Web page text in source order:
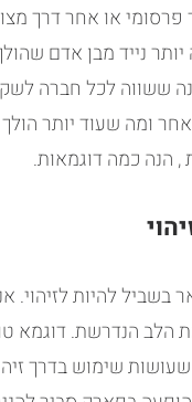
או אחר דרך
נייד מבן אדם
ששווה לכל חברה
אחר ומה שעוד יותר
, הנה כמה דוגמאות.
בשביל להיות
הלב הנדרשת. דוגמא
שימוש בדרך